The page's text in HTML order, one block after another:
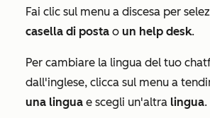
Fai clic sul menu a discesa per
casella di posta o un help desk.
Per cambiare la lingua del tuo
dall'inglese, clicca sul menu a
una lingua e scegli un'altra lingua.